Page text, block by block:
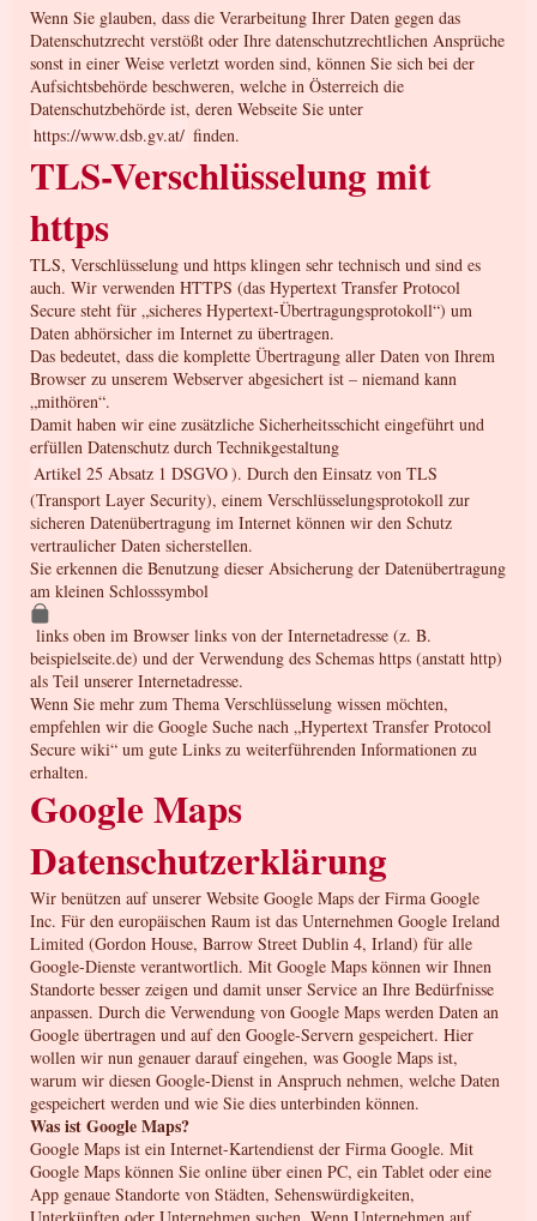
Wenn Sie glauben, dass die Verarbeitung Ihrer Daten gegen das
Datenschutzrecht verstößt oder Ihre datenschutzrechtlichen Ansprüche
sonst in einer Weise verletzt worden sind, können Sie sich bei der
Aufsichtsbehörde beschweren, welche in Österreich die
Datenschutzbehörde ist, deren Webseite Sie unter
https://www.dsb.gv.at/ finden.
TLS-Verschlüsselung mit
https
TLS, Verschlüsselung und https klingen sehr technisch und sind es
auch. Wir verwenden HTTPS (das Hypertext Transfer Protocol
Secure steht für „sicheres Hypertext-Übertragungsprotokoll“) um
Daten abhörsicher im Internet zu übertragen.
Das bedeutet, dass die komplette Übertragung aller Daten von Ihrem
Browser zu unserem Webserver abgesichert ist – niemand kann
„mithören“.
Damit haben wir eine zusätzliche Sicherheitsschicht eingeführt und
erfüllen Datenschutz durch Technikgestaltung
Artikel 25 Absatz 1 DSGVO). Durch den Einsatz von TLS
(Transport Layer Security), einem Verschlüsselungsprotokoll zur
sicheren Datenübertragung im Internet können wir den Schutz
vertraulicher Daten sicherstellen.
Sie erkennen die Benutzung dieser Absicherung der Datenübertragung
am kleinen Schlosssymbol
links oben im Browser links von der Internetadresse (z. B.
beispielseite.de) und der Verwendung des Schemas https (anstatt http)
als Teil unserer Internetadresse.
Wenn Sie mehr zum Thema Verschlüsselung wissen möchten,
empfehlen wir die Google Suche nach „Hypertext Transfer Protocol
Secure wiki“ um gute Links zu weiterführenden Informationen zu
erhalten.
Google Maps
Datenschutzerklärung
Wir benützen auf unserer Website Google Maps der Firma Google
Inc. Für den europäischen Raum ist das Unternehmen Google Ireland
Limited (Gordon House, Barrow Street Dublin 4, Irland) für alle
Google-Dienste verantwortlich. Mit Google Maps können wir Ihnen
Standorte besser zeigen und damit unser Service an Ihre Bedürfnisse
anpassen. Durch die Verwendung von Google Maps werden Daten an
Google übertragen und auf den Google-Servern gespeichert. Hier
wollen wir nun genauer darauf eingehen, was Google Maps ist,
warum wir diesen Google-Dienst in Anspruch nehmen, welche Daten
gespeichert werden und wie Sie dies unterbinden können.
Was ist Google Maps?
Google Maps ist ein Internet-Kartendienst der Firma Google. Mit
Google Maps können Sie online über einen PC, ein Tablet oder eine
App genaue Standorte von Städten, Sehenswürdigkeiten,